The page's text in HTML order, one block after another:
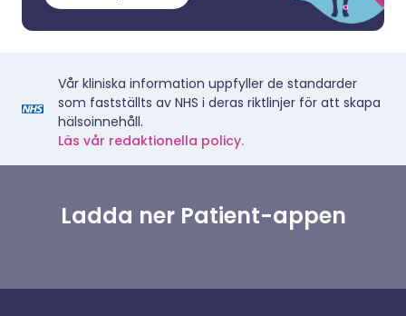
Vår kliniska information uppfyller de standarder
som fastställts av NHS i deras riktlinjer för att skapa
hälsoinnehåll.
Läs vår redaktionella policy.
Ladda ner Patient-appen